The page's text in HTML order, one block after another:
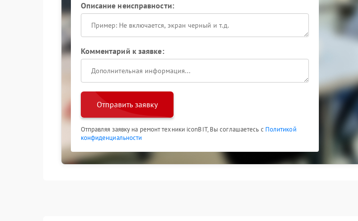
Описание неисправности:
Комментарий к заявке:
Отправить заявку
Отправляя заявку на ремонт техники iconBIT, Вы соглашаетесь с Политикой
конфиденциальности